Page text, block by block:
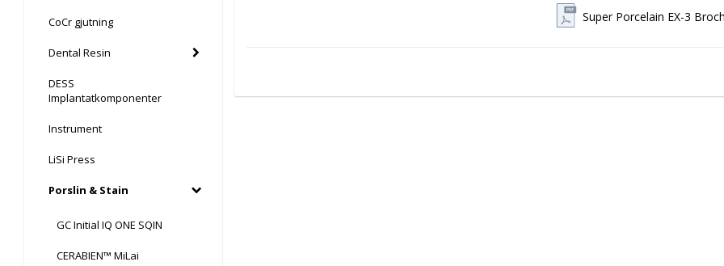
CoCr gjutning
Dental Resin
DESS
Implantatkomponenter
Instrument
LiSi Press
Porslin & Stain
GC Initial IQ ONE SQIN
CERABIEN™ MiLai
Super Porcelain EX-3